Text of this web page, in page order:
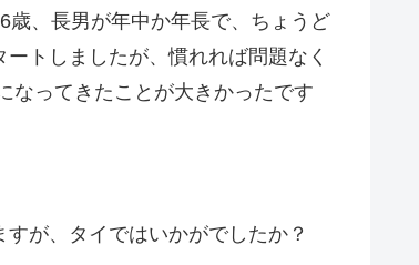
、長男が年中か年長で、ちょうど
トしましたが、慣れれば問題なく
なってきたことが大きかったです
が、タイではいかがでしたか？